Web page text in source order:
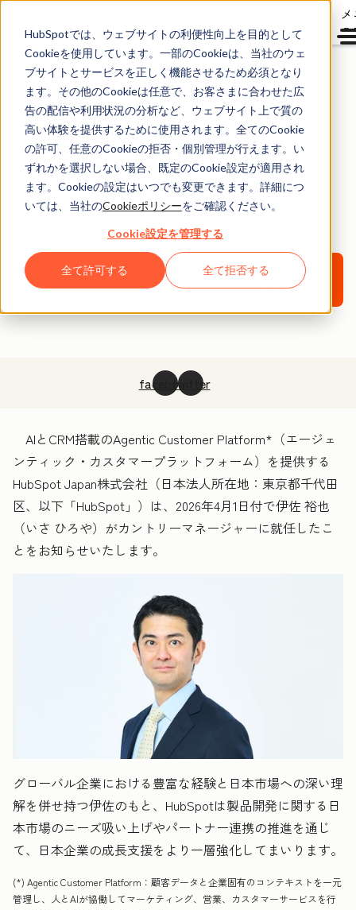
HubSpotでは、ウェブサイトの利便性向上を目的として
Cookieを使用しています。一部のCookieは、当社のウェ
ブサイトとサービスを正しく機能させるため必須となり
ます。その他のCookieは任意で、お客さまに合わせた広
告の配信や利用状況の分析など、ウェブサイト上で質の
高い体験を提供するために使用されます。全てのCookie
の許可、任意のCookieの拒否・個別管理が行えます。い
ずれかを選択しない場合、既定のCookie設定が適用され
ます。Cookieの設定はいつでも変更できます。詳細につ
いては、当社のCookieポリシーをご確認ください。
Cookie設定を管理する
全て許可する 全て拒否する
2026年4月1日
HubSpot Japan代表に
伊佐裕也が就任
AI時代における日本企業の成長を支援
ニュースリリースのPDFはこちら
facebooktwitter
AIとCRM搭載のAgentic Customer Platform* （エージェ
ンティック・カスタマープラットフォーム）を提供する
HubSpot Japan株式会社（日本法人所在地：東京都千代田
区、以下「HubSpot」）は、2026年4月1日付で伊佐 裕也
（いさ ひろや）がカントリーマネージャーに就任したこ
とをお知らせいたします。
グローバル企業における豊富な経験と日本市場への深い理
解を併せ持つ伊佐のもと、HubSpotは製品開発に関する日
本市場のニーズ吸い上げやパートナー連携の推進を通じ
て、日本企業の成長支援をより一層強化してまいります。
(*) Agentic Customer Platform：顧客データと企業固有のコンテキストを一元
管理し、人とAIが協働してマーケティング、営業、カスタマーサービスを行